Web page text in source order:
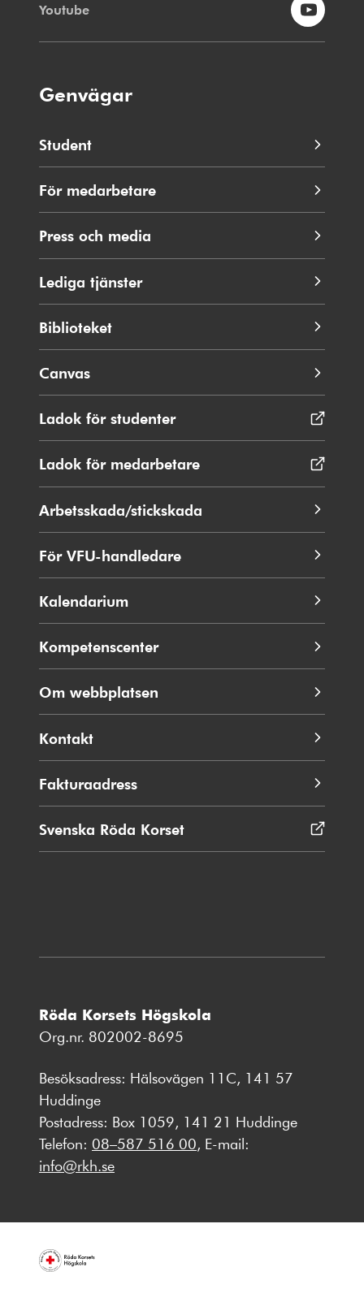
Youtube
Genvägar
Student
För medarbetare
Press och media
Lediga tjänster
Biblioteket
Canvas
Ladok för studenterÖppnas
i
fönster
Ladok för medarbetare
i
fönster
Arbetsskada/stickskada
För VFU-handledare
Kalendarium
Kompetenscenter
Om webbplatsen
Kontakt
Fakturaadress
Svenska Röda Korset
i
Röda Korsets Högskola
Org.nr. 802002-8695
Besöksadress: Hälsovägen 11C, 141 57
Huddinge
Postadress: Box 1059, 141 21 Huddinge
Telefon: 08–587 516 00, E-mail:
info@rkh.se